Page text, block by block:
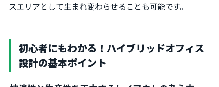
スエリアとして生まれ変わらせることも可能です。
初心者にもわかる！ハイブリッドオフィス
設計の基本ポイント